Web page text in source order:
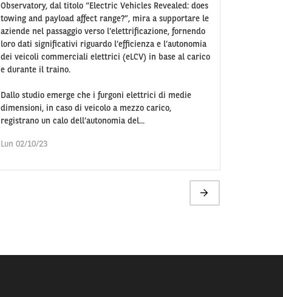
Observatory, dal titolo “Electric Vehicles Revealed: does
towing and payload affect range?”, mira a supportare le
aziende nel passaggio verso l’elettrificazione, fornendo
loro dati significativi riguardo l’efficienza e l’autonomia
dei veicoli commerciali elettrici (eLCV) in base al carico
e durante il traino.
Dallo studio emerge che i furgoni elettrici di medie
dimensioni, in caso di veicolo a mezzo carico,
registrano un calo dell’autonomia del...
Lun 02/10/23
Pagina
successiva